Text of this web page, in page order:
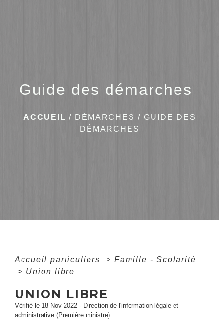
Guide des démarches
ACCUEIL / DÉMARCHES / GUIDE DES
DÉMARCHES
Accueil particuliers > Famille - Scolarité
> Union libre
UNION LIBRE
Vérifié le 18 Nov 2022 - Direction de l'information légale et
administrative (Première ministre)